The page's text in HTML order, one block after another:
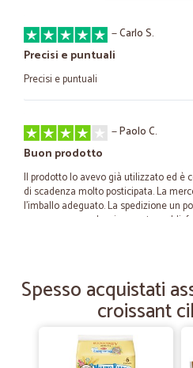
—Carlo S.
Precisi e puntuali
Precisi e puntuali
—Paolo C.
Buon prodotto
Il prodotto lo avevo già utilizzato ed è
di scadenza molto posticipata. La
l'imballo adeguato. La spedizione un
comunque complessivamente
PASTA DIVELLA
Il materiale che è diventato
Spesso acquistati
croissant